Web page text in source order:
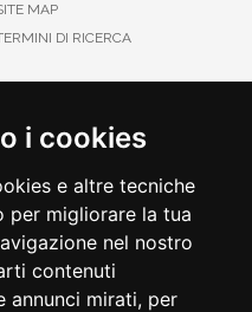
i cookies
e altre tecniche
per migliorare la tua
nel nostro
contenuti
annunci mirati, per
MAP
DI RICERCA
CARTA DI CREDITO
PAYPAL
CONTRASSEGNO
POSTEPAY